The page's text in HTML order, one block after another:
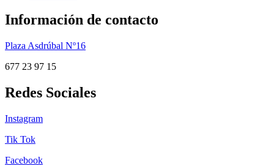
Información de contacto
Plaza Asdrúbal Nº16
677 23 97 15
Redes Sociales
Instagram
Tik Tok
Facebook